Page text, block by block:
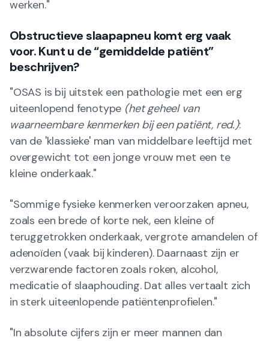
werken."
Obstructieve slaapapneu komt erg vaak
voor. Kunt u de “gemiddelde patiënt”
beschrijven?
"OSAS is bij uitstek een pathologie met een erg
uiteenlopend fenotype (het geheel van
waarneembare kenmerken bij een patiënt, red.):
van de 'klassieke' man van middelbare leeftijd met
overgewicht tot een jonge vrouw met een te
kleine onderkaak."
"Sommige fysieke kenmerken veroorzaken apneu,
zoals een brede of korte nek, een kleine of
teruggetrokken onderkaak, vergrote amandelen of
adenoïden (vaak bij kinderen). Daarnaast zijn er
verzwarende factoren zoals roken, alcohol,
medicatie of slaaphouding. Dat alles vertaalt zich
in sterk uiteenlopende patiëntenprofielen."
"In absolute cijfers zijn er meer mannen dan